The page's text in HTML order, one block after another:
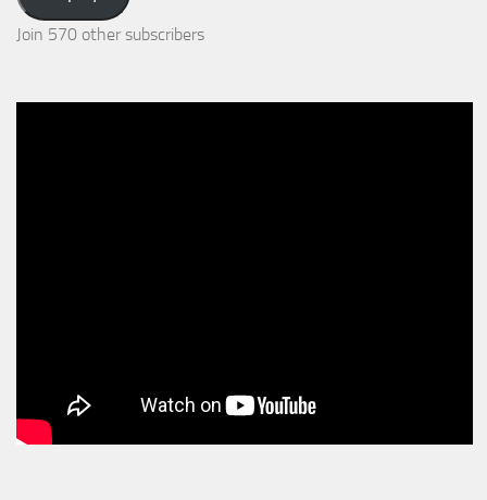
Join 570 other subscribers